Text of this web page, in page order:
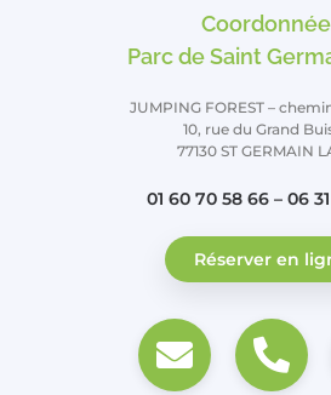
Parc de Saint
JUMPING FOREST –
10, rue du Grand
77130 ST GERMAIN
01 60 70 58 66 – 06 31
Réserver en